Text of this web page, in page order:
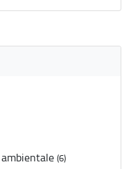
(6)